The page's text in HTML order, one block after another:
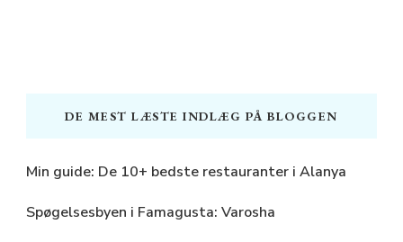
DE MEST LÆSTE INDLÆG PÅ BLOGGEN
Min guide: De 10+ bedste restauranter i Alanya
Spøgelsesbyen i Famagusta: Varosha